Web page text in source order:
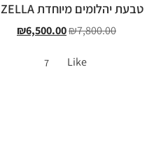
טבעת יהלומים מיוחדת GIZELLA
₪7,800.00
₪6,500.00
Like
7